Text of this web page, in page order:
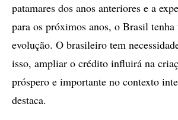
patamares dos anos anteriores e a
para os próximos anos, o Brasil tenha
evolução. O brasileiro tem
isso, ampliar o crédito influirá na
próspero e importante no contexto
destaca.